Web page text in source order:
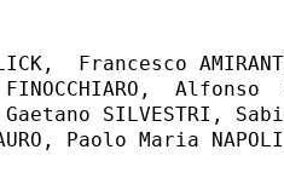
Francesco
Alfonso
SILVESTRI,
Paolo Maria